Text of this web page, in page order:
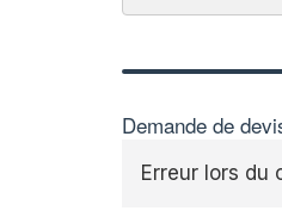
Demande de
Erreur lors du